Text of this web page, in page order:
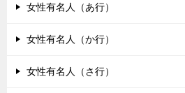
女性有名人（あ行）
女性有名人（か行）
女性有名人（さ行）